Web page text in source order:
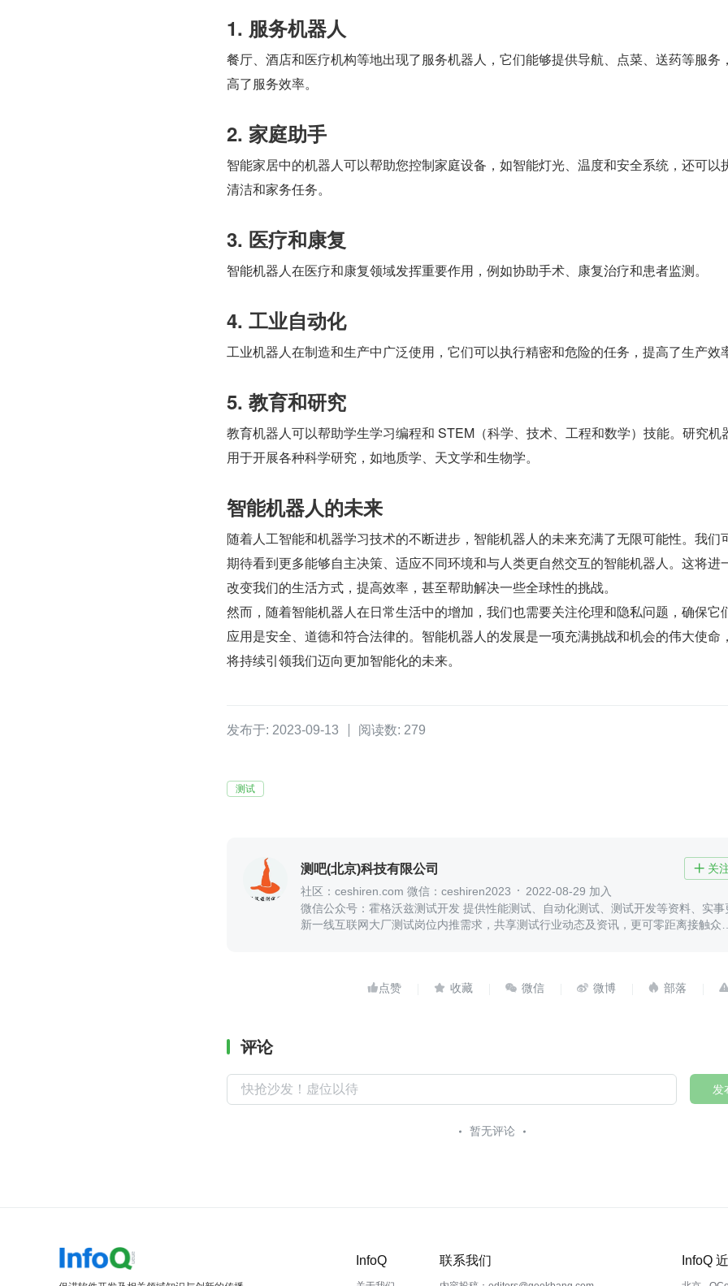
1. 服务机器人
餐厅、酒店和医疗机构等地出现了服务机器人，它们能够提供导航、点菜、送药等服务
高了服务效率。
2. 家庭助手
智能家居中的机器人可以帮助您控制家庭设备，如智能灯光、温度和安全系统，还可以
清洁和家务任务。
3. 医疗和康复
智能机器人在医疗和康复领域发挥重要作用，例如协助手术、康复治疗和患者监测。
4. 工业自动化
工业机器人在制造和生产中广泛使用，它们可以执行精密和危险的任务，提高了生产效
5. 教育和研究
教育机器人可以帮助学生学习编程和 STEM（科学、技术、工程和数学）技能。研究机
用于开展各种科学研究，如地质学、天文学和生物学。
智能机器人的未来
随着人工智能和机器学习技术的不断进步，智能机器人的未来充满了无限可能性。我们
期待看到更多能够自主决策、适应不同环境和与人类更自然交互的智能机器人。这将进
改变我们的生活方式，提高效率，甚至帮助解决一些全球性的挑战。
然而，随着智能机器人在日常生活中的增加，我们也需要关注伦理和隐私问题，确保它
应用是安全、道德和符合法律的。智能机器人的发展是一项充满挑战和机会的伟大使命
将持续引领我们迈向更加智能化的未来。
发布于: 2023-09-13 阅读数: 279
测试
测吧(北京)科技有限公司  关
社区：ceshiren.com 微信：ceshiren2023
2022-08-29 加入
微信公众号：霍格沃兹测试开发 提供性能测试、自动化测试、测试开发等资料、实事
新一线互联网大厂测试岗位内推需求，共享测试行业动态及资讯，更可零距离接触众多
    
评论
发
暂无评论
InfoQ 联系我们 InfoQ